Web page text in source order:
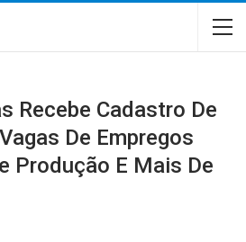
Recebe Cadastro De
De Empregos
Produção E Mais De